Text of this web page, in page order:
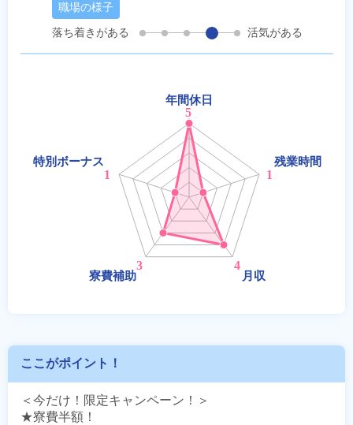
職場の様子
落ち着きがある
活気がある
ここがポイント！
＜今だけ！限定キャンペーン！＞
★寮費半額！